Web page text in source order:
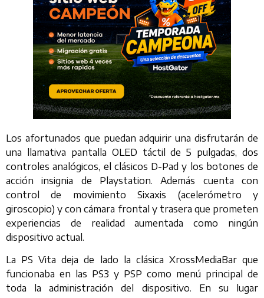
Los afortunados que puedan adquirir una disfrutarán de
una llamativa pantalla OLED táctil de 5 pulgadas, dos
controles analógicos, el clásicos D-Pad y los botones de
acción insignia de Playstation. Además cuenta con
control de movimiento Sixaxis (acelerómetro y
giroscopio) y con cámara frontal y trasera que prometen
experiencias de realidad aumentada como ningún
dispositivo actual.
La PS Vita deja de lado la clásica XrossMediaBar que
funcionaba en las PS3 y PSP como menú principal de
toda la administración del dispositivo. En su lugar